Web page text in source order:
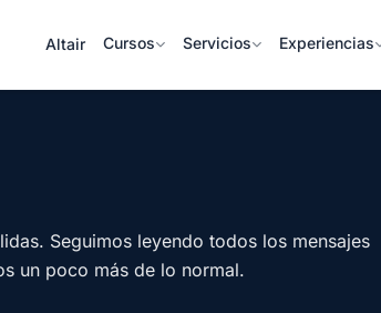
Altair Cursos Servicios Experiencias
Seguimos leyendo todos los mensajes
un poco más de lo normal.